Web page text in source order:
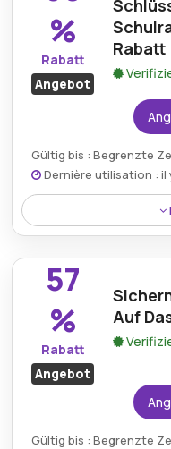
äußerst günstigen
%
Rabatt
Angebot
Rabatt
Gültig bis : Begrenzte
Dernière utilisation : il
Beim Kauf von
onlineshop.de gibt
tolle Möglichkeit,
57
%
Rabatt
Angebot
Auf
Gültig bis : Begrenzte